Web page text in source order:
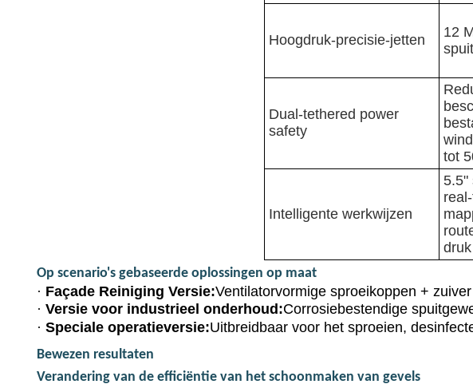
Hoogdruk-precisie-jetten
12
Dual-tethered power
safety
tot
Intelligente werkwijzen
5.5"
druk
Op scenario's gebaseerde oplossingen op maat
· Façade Reiniging Versie:Ventilatorvormige sproeikoppen +
· Versie voor industrieel onderhoud:Corrosiebestendige
· Speciale operatieversie:Uitbreidbaar voor het sproeien,
Bewezen resultaten
Verandering van de efficiëntie van het schoonmaken van gevels